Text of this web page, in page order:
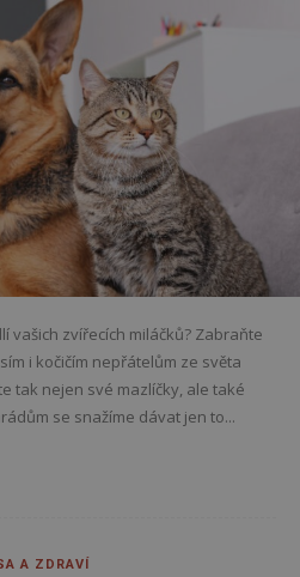
vašich zvířecích miláčků? Zabraňte
i kočičím nepřátelům ze světa
tak nejen své mazlíčky, ale také
se snažíme dávat jen to...
A ZDRAVÍ